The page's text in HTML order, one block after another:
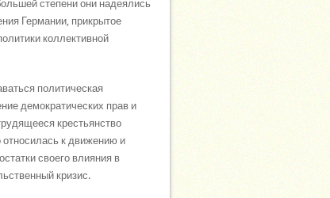
степени они надеялись
Германии, прикрытое
коллективной
политическая
демократических прав и
крестьянство
относилась к движению и
своего влияния в
кризис.